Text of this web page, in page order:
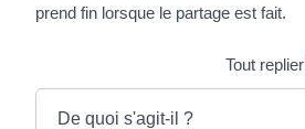
prend fin lorsque le partage est fait.
Tout replier
De quoi s'agit-il ?